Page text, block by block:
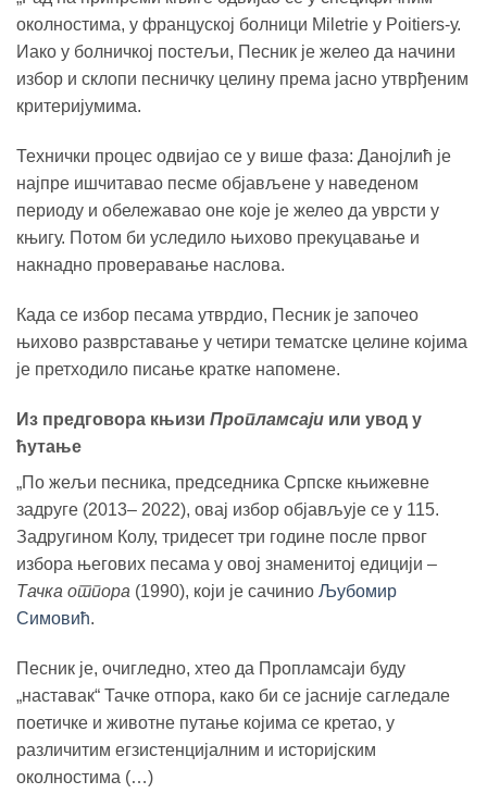
околностима, у француској болници Мiletrie у Poitiers-у.
Иако у болничкој постељи, Песник је желео да начини
избор и склопи песничку целину према јасно утврђеним
критеријyмима.
Технички процес одвијао ce у више фаза: Данојлић је
најпре ишчитавао песме објављене у наведеном
периоду и обележавао оне које је желео да уврсти у
књигу. Потом би уследило њихово прекуцавање и
накнадно проверавање наслова.
Када се избор песама утврдио, Песник је започео
њихово разврставање у четири тематске целине којима
је претходило писање кратке напомене.
Из предговора књизи Пропламсаји или увод у
ћутање
„По жељи песника, председника Српске књижевне
задруге (2013– 2022), овај избор објављује се у 115.
Задругином Колу, тридесет три године после првог
избора његових песама у овој знаменитој едицији –
Тачка отпора (1990), који је сачинио Љубомир
Симовић.
Песник је, очигледно, хтео да Пропламсаји буду
„наставак“ Тачке отпора, како би се јасније сагледале
поетичке и животне путање којима се кретао, у
различитим егзистенцијалним и историјским
околностима (…)